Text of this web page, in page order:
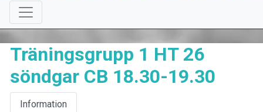
Träningsgrupp 1 HT 26
söndgar CB 18.30-19.30
Information